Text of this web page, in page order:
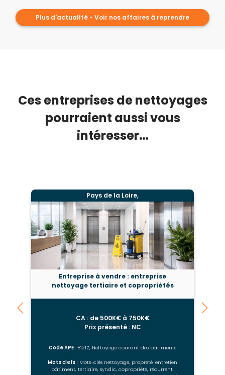
Plus d'actualité - Voir nos affaires à reprendre
Ces entreprises de nettoyages
pourraient aussi vous
intéresser…
Pays de la Loire,
Entreprise à vendre : entreprise
nettoyage tertiaire et copropriétés
CA : de 500K€ à 750K€
Prix présenté : NC
Code APE : 8121Z, Nettoyage courant des bâtiments
Mots clefs : Mots-clés nettoyage, propreté, entretien
bâtiment, tertiaire, syndic, copropriété, récurrent,